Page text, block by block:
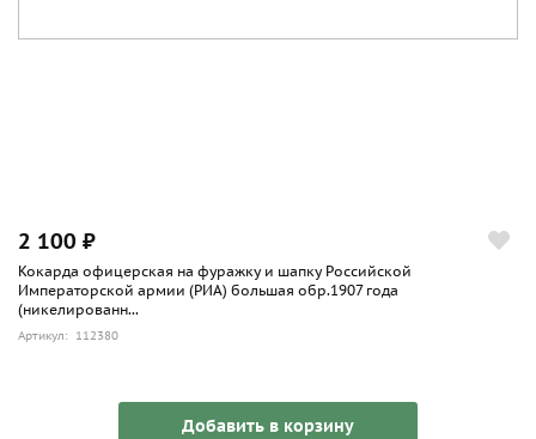
2 100 ₽
Кокарда офицерская на фуражку и шапку Российской
Императорской армии (РИА) большая обр.1907 года
(никелированн...
Артикул: 112380
Добавить в корзину